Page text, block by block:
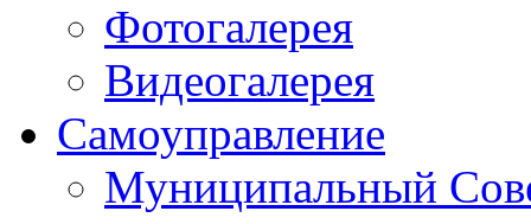
Фотогалерея
Видеогалерея
Самоуправление
Муниципальный